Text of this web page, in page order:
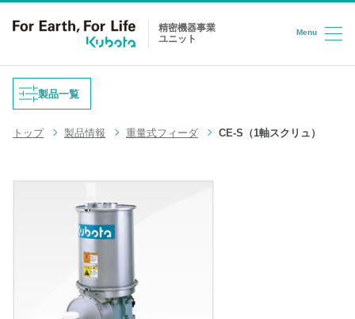
コンテンツへスキップ
精密機器事業
ユニット
Menu
製品一覧
重量式フィーダ
液体充填機
台はかり
LPG充填システム
ロードセル
トップ 製品情報 重量式フィーダ CE-S（1軸スクリュ）